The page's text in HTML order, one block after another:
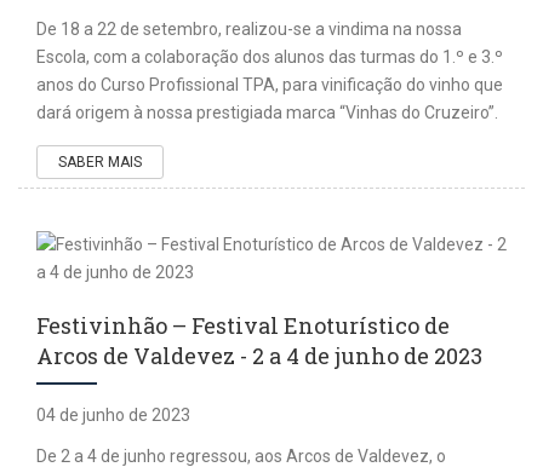
De 18 a 22 de setembro, realizou-se a vindima na nossa
Escola, com a colaboração dos alunos das turmas do 1.º e 3.º
anos do Curso Profissional TPA, para vinificação do vinho que
dará origem à nossa prestigiada marca “Vinhas do Cruzeiro”.
SABER MAIS
Festivinhão – Festival Enoturístico de
Arcos de Valdevez - 2 a 4 de junho de 2023
04 de junho de 2023
De 2 a 4 de junho regressou, aos Arcos de Valdevez, o